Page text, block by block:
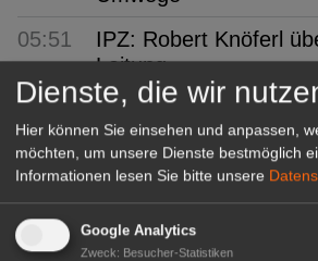
05:51
IPZ: Robert Knöferl
Leitung
05:05
TUM: Unterirdische
erstmals in 3D
07.
Aug
Verver Export:
bienenfreundliche
Dienste, die wir
Hier können Sie einsehen und anpassen,
möchten, um unsere Dienste bestmöglich
Informationen lesen Sie bitte unsere
Google Analytics
Zweck: Besucher-Statistiken